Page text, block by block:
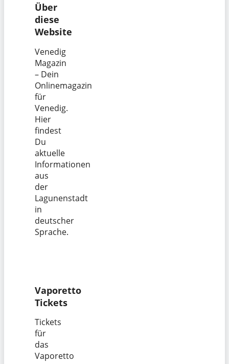
Über
diese
Website
Venedig
Magazin
– Dein
Onlinemagazin
für
Venedig.
Hier
findest
Du
aktuelle
Informationen
aus
der
Lagunenstadt
in
deutscher
Sprache.
Vaporetto
Tickets
Tickets
für
das
Vaporetto